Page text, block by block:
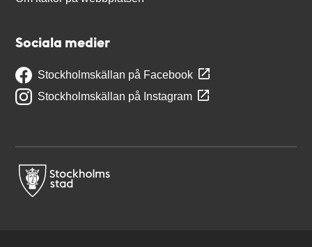
Sociala medier
Stockholmskällan på Facebook
Stockholmskällan på Instagram